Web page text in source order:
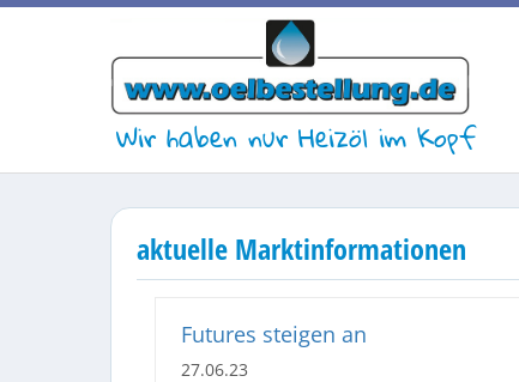
Wir haben nur Heizöl im Kopf
aktuelle Marktinformationen
Futures steigen an
27.06.23